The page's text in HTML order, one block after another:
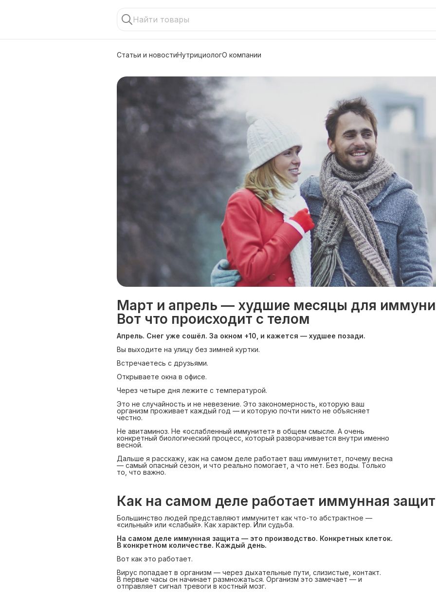
Статьи и новостиНутрициологО компании
Март и апрель — худшие месяцы для
Вот что происходит с телом
Апрель. Снег уже сошёл. За окном +10, и кажется — худшее позади.
Вы выходите на улицу без зимней куртки.
Встречаетесь с друзьями.
Открываете окна в офисе.
Через четыре дня лежите с температурой.
Это не случайность и не невезение. Это закономерность, которую ваш
организм проживает каждый год — и которую почти никто не объясняет
честно.
Не авитаминоз. Не «ослабленный иммунитет» в общем смысле. А очень
конкретный биологический процесс, который разворачивается внутри именно
весной.
Дальше я расскажу, как на самом деле работает ваш иммунитет, почему весна
— самый опасный сезон, и что реально помогает, а что нет. Без воды. Только
то, что важно.
Как на самом деле работает иммунная
Большинство людей представляют иммунитет как что-то абстрактное —
«сильный» или «слабый». Как характер. Или судьба.
На самом деле иммунная защита — это производство. Конкретных клеток.
В конкретном количестве. Каждый день.
Вот как это работает.
Вирус попадает в организм — через дыхательные пути, слизистые, контакт.
В первые часы он начинает размножаться. Организм это замечает — и
отправляет сигнал тревоги в костный мозг.